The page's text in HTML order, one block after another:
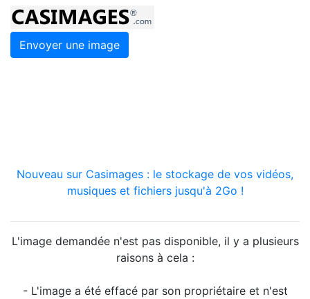
Envoyer une image
Nouveau sur Casimages : le stockage de vos vidéos,
musiques et fichiers jusqu'à 2Go !
L'image demandée n'est pas disponible, il y a plusieurs
raisons à cela :
- L'image a été effacé par son propriétaire et n'est